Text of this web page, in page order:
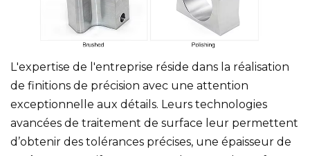
L'expertise de l'entreprise réside dans la réalisation
de finitions de précision avec une attention
exceptionnelle aux détails. Leurs technologies
avancées de traitement de surface leur permettent
d’obtenir des tolérances précises, une épaisseur de